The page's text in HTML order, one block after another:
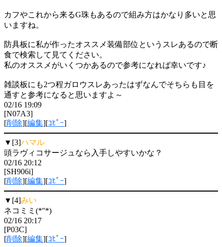
カフやこれから来るG珠もあるので組み方はかなり多いと思
いますね。
防具板に私が作ったオススメ装備部位というスレあるので断
食で検索して見てください。
私のオススメがいくつかあるので参考になれば幸いです♪
雑談板にも2つ程ガロウスレあったはずなんでそちらも目を
通すと参考になると思いますよ～
02/16 19:09
[N07A3]
[削除][編集][ｺﾋﾟｰ]
▼[3]ハマル
頭ラヴィコサージュなら入手しやすいかな？
02/16 20:12
[SH906i]
[削除][編集][ｺﾋﾟｰ]
▼[4]みい
ネコミミ(*''*)
02/16 20:17
[P03C]
[削除][編集][ｺﾋﾟｰ]